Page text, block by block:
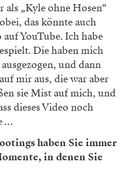
als „Kyle ohne Hosen“
das könnte auch
YouTube. Ich habe
Die haben mich
und dann
mir aus, die war aber
sie Mist auf mich, und
dieses Video noch
…
haben Sie immer
in denen Sie